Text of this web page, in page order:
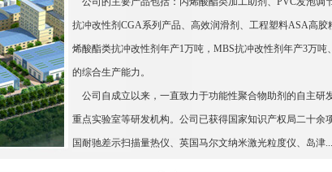
抗冲改性剂CGA系列产品、高效润滑剂、工程塑料ASA高
烯酸酯类抗冲改性剂年产1万吨，MBS抗冲改性剂年产3万
的综合生产能力。
公司自成立以来，一直致力于功能性聚合物助剂的自主研
重点实验室等研发机构。公司已获得国家知识产权局二十
国耐驰差示扫描量热仪、英国马尔文纳米激光粒度仪、岛津...